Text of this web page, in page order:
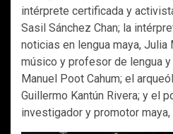
intérprete certificada y
Sasil Sánchez Chan; la
noticias en lengua maya, Julia
músico y profesor de lengua
Manuel Poot Cahum; el
Guillermo Kantún Rivera; y el
investigador y promotor maya,